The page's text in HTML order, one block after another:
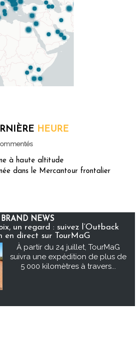
HEURE
à haute altitude
dans le Mercantour frontalier
BRAND NEWS
un regard : suivez l’Outback
en direct sur TourMaG
À partir du 24 juillet, TourMaG
suivra une expédition de plus de
5 000 kilomètres à travers...